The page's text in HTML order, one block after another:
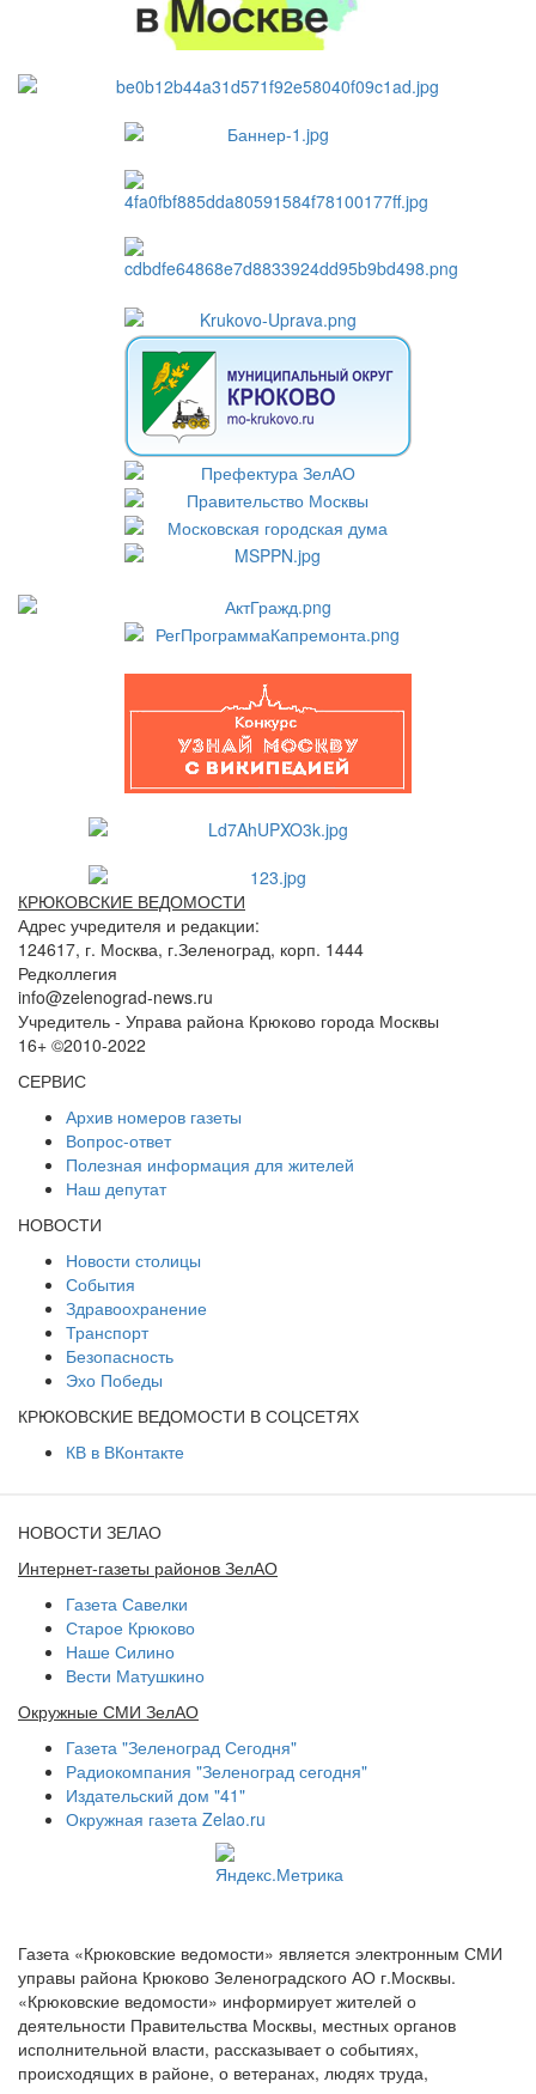
КРЮКОВСКИЕ ВЕДОМОСТИ
Адрес учредителя и редакции:
124617, г. Москва, г.Зеленоград, корп. 1444
Редколлегия
info@zelenograd-news.ru
Учредитель - Управа района Крюково города Москвы
16+ ©2010-2022
СЕРВИС
Архив номеров газеты
Вопрос-ответ
Полезная информация для жителей
Наш депутат
НОВОСТИ
Новости столицы
События
Здравоохранение
Транспорт
Безопасность
Эхо Победы
КРЮКОВСКИЕ ВЕДОМОСТИ В СОЦСЕТЯХ
КВ в ВКонтакте
НОВОСТИ ЗЕЛАО
Интернет-газеты районов ЗелАО
Газета Савелки
Старое Крюково
Наше Силино
Вести Матушкино
Окружные СМИ ЗелАО
Газета "Зеленоград Сегодня"
Радиокомпания "Зеленоград сегодня"
Издательский дом "41"
Окружная газета Zelao.ru
Газета «Крюковские ведомости» является электронным СМИ
управы района Крюково Зеленоградского АО г.Москвы.
«Крюковские ведомости» информирует жителей о
деятельности Правительства Москвы, местных органов
исполнительной власти, рассказывает о событиях,
происходящих в районе, о ветеранах, людях труда,